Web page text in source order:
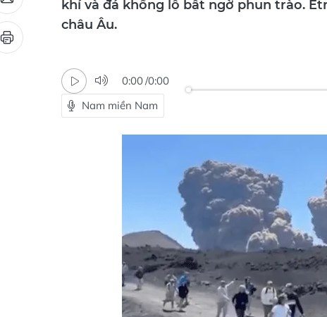
khí và đá khổng lồ bất ngờ phun trào.
châu Âu.
0:00/0:00
Nam miền Nam